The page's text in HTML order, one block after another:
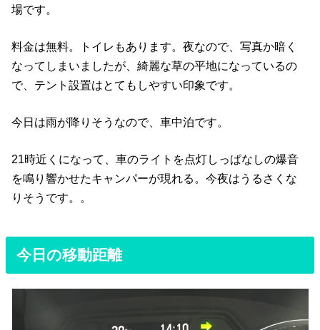
場です。
料金は無料。トイレもあります。夜なので、写真か暗く
なってしまいましたが、綺麗な草の平地になっているの
で、テント設置はとてもしやすい印象です。
今日は雨が降りそうなので、車中泊です。
21時近くになって、車のライトを点灯しっぱなしの爆音
を鳴り響かせたキャンパーが現れる。今夜はうるさくな
りそうです。。
今日の移動距離